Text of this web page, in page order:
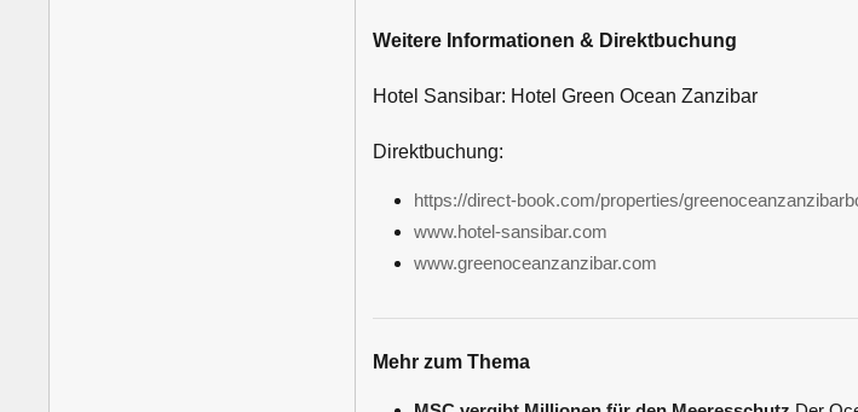
Weitere Informationen & Direktbuchung
Hotel Sansibar: Hotel Green Ocean Zanzibar
Direktbuchung:
https://direct-book.com/properties/
www.hotel-sansibar.com
www.greenoceanzanzibar.com
Mehr zum Thema